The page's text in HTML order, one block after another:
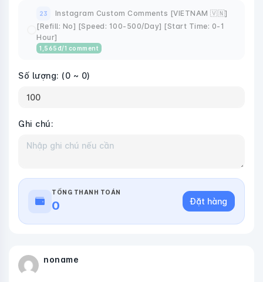
23
Instagram Custom Comments [VIETNAM 🇻🇳]
[Refill: No] [Speed: 100-500/Day] [Start Time: 0-1
Hour]
1,565 đ/1 comment
Số lượng: (0 ~ 0)
Ghi chú:
TỔNG THANH TOÁN
0 Đặt hàng
noname